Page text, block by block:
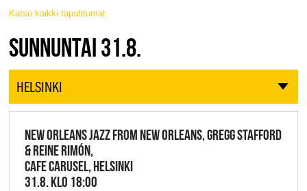
Katso kaikki tapahtumat
JAZZ FINLAND LIVE
SUNNUNTAI 31.8.
HELSINKI
NEW ORLEANS JAZZ FROM NEW ORLEANS, GREGG STAFFORD
& REINE RIMÓN,
CAFE CARUSEL, HELSINKI
31.8. KLO 18:00